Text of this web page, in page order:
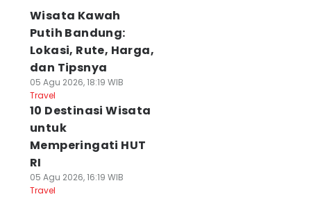
Wisata Kawah
Putih Bandung:
Lokasi, Rute, Harga,
dan Tipsnya
05 Agu 2026, 18:19 WIB
Travel
10 Destinasi Wisata
untuk
Memperingati HUT
RI
05 Agu 2026, 16:19 WIB
Travel